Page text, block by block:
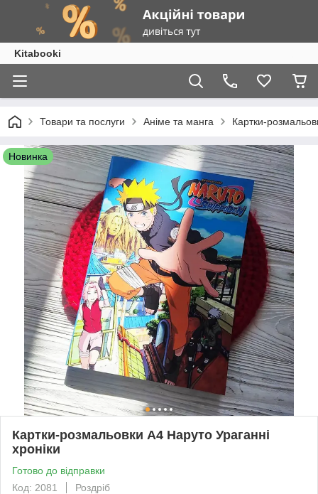
Kitabooki
Товари та послуги Аніме та манга Картки-
Новинка
Картки-розмальовки А4 Наруто Ураганні
хроніки
Готово до відправки
Код: 2081
Роздріб